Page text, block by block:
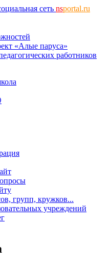
сеть nsportal.ru
«Алые паруса»
работников
групп, кружков...
учреждений